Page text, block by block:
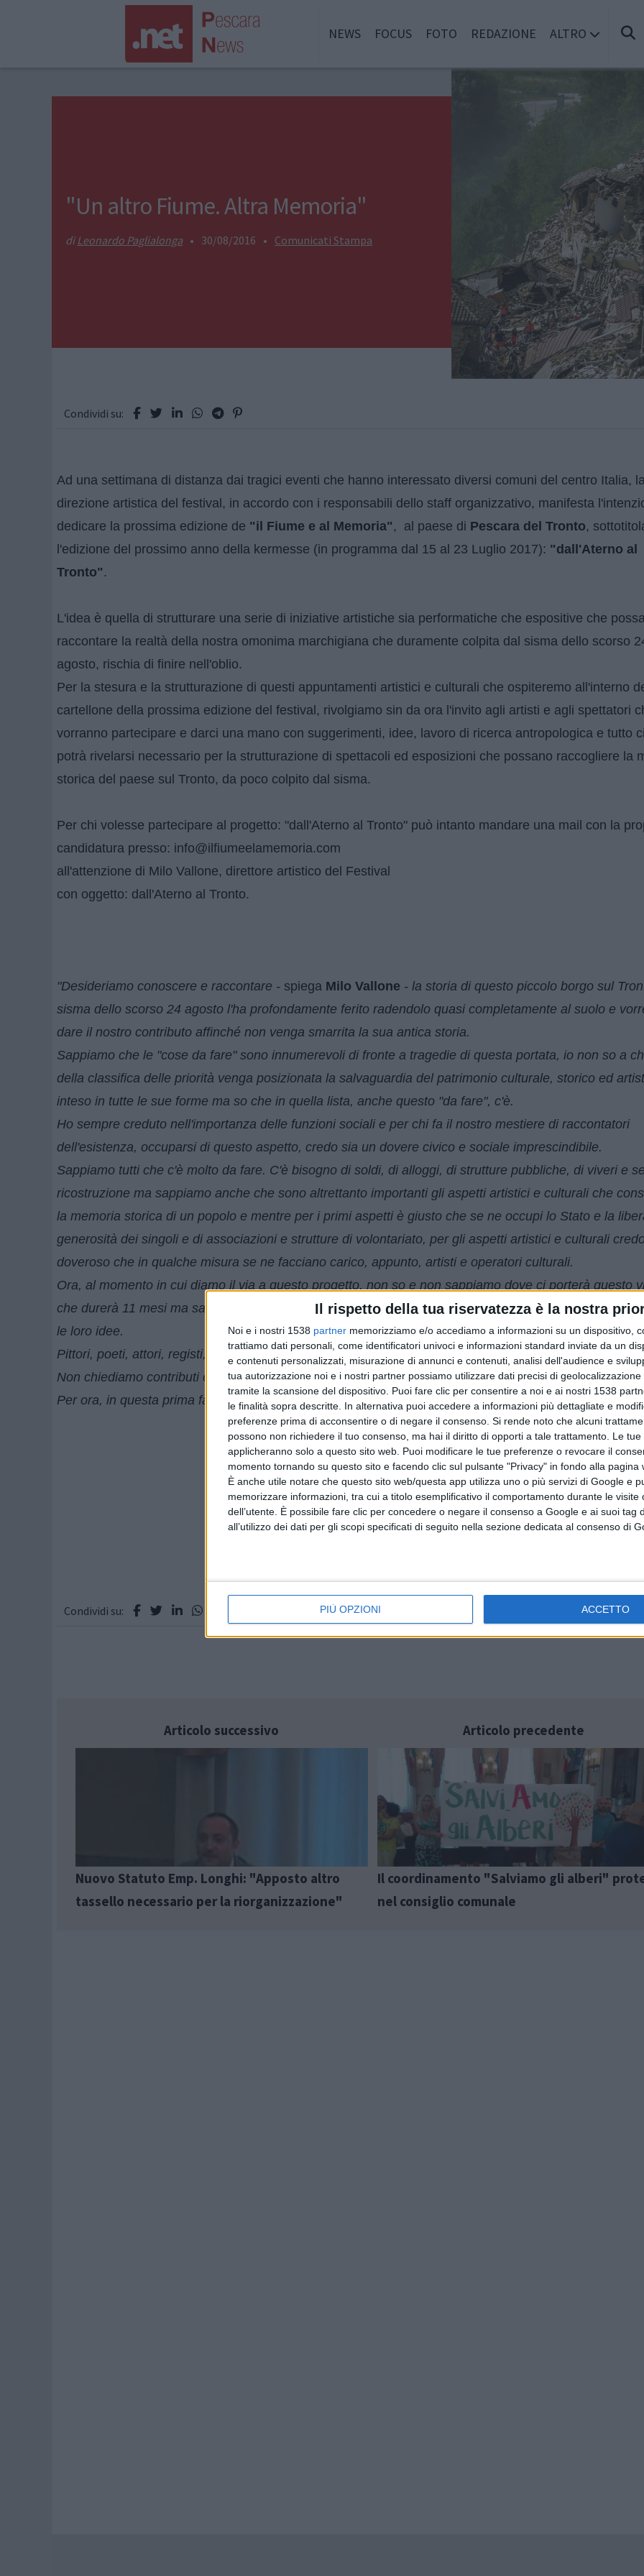
Il rispetto della tua riservatezza è la nostra
Noi e i nostri 1538 partner memorizziamo e/o accediamo a informazioni su un dispositivo,
trattiamo dati personali, come identificatori univoci e informazioni standard inviate da un
e contenuti personalizzati, misurazione di annunci e contenuti, analisi dell'audience e
tua autorizzazione noi e i nostri partner possiamo utilizzare dati precisi di
tramite la scansione del dispositivo. Puoi fare clic per consentire a noi e ai nostri 1538
le finalità sopra descritte. In alternativa puoi accedere a informazioni più dettagliate e
preferenze prima di acconsentire o di negare il consenso. Si rende noto che alcuni
possono non richiedere il tuo consenso, ma hai il diritto di opporti a tale trattamento. Le
applicheranno solo a questo sito web. Puoi modificare le tue preferenze o revocare il
momento tornando su questo sito e facendo clic sul pulsante "Privacy" in fondo alla pagina
È anche utile notare che questo sito web/questa app utilizza uno o più servizi di Google e
memorizzare informazioni, tra cui a titolo esemplificativo il comportamento durante le visite
dell’utente. È possibile fare clic per concedere o negare il consenso a Google e ai suoi tag
all’utilizzo dei dati per gli scopi specificati di seguito nella sezione dedicata al consenso di
PIÙ OPZIONI ACCETTO
NEWS FOCUS FOTO REDAZIONE ALTRO
"Un altro Fiume. Altra Memoria"
Leonardo Paglialonga • 30/08/2016 • Comunicati Stampa
Condividi su:
Ad una settimana di distanza dai tragici eventi che hanno interessato diversi comuni del centro Italia,
direzione artistica del festival, in accordo con i responsabili dello staff organizzativo, manifesta
dedicare la prossima edizione de "il Fiume e al Memoria" , al paese di Pescara del Tronto,
l'edizione del prossimo anno della kermesse (in programma dal 15 al 23 Luglio 2017): "dall'Aterno al
Tronto" .
L'idea è quella di strutturare una serie di iniziative artistiche sia performatiche che espositive che
raccontare la realtà della nostra omonima marchigiana che duramente colpita dal sisma dello scorso
agosto, rischia di finire nell'oblio.
Per la stesura e la strutturazione di questi appuntamenti artistici e culturali che ospiteremo all'interno
cartellone della prossima edizione del festival, rivolgiamo sin da ora l'invito agli artisti e agli spettatori
vorranno partecipare e darci una mano con suggerimenti, idee, lavoro di ricerca antropologica e tutto
potrà rivelarsi necessario per la strutturazione di spettacoli ed esposizioni che possano raccogliere la
storica del paese sul Tronto, da poco colpito dal sisma.
Per chi volesse partecipare al progetto: "dall'Aterno al Tronto" può intanto mandare una mail con la
candidatura presso: info@ilfiumeelamemoria.com
all'attenzione di Milo Vallone, direttore artistico del Festival
con oggetto: dall'Aterno al Tronto.
"Desideriamo conoscere e raccontare - spiega Milo Vallone - la storia di questo piccolo borgo sul
sisma dello scorso 24 agosto l'ha profondamente ferito radendolo quasi completamente al suolo e
dare il nostro contributo affinché non venga smarrita la sua antica storia.
Sappiamo che le "cose da fare" sono innumerevoli di fronte a tragedie di questa portata, io non so a
della classifica delle priorità venga posizionata la salvaguardia del patrimonio culturale, storico ed
inteso in tutte le sue forme ma so che in quella lista, anche questo "da fare", c'è.
Ho sempre creduto nell'importanza delle funzioni sociali e per chi fa il nostro mestiere di raccontatori
dell'esistenza, occuparsi di questo aspetto, credo sia un dovere civico e sociale imprescindibile.
Sappiamo tutti che c'è molto da fare. C'è bisogno di soldi, di alloggi, di strutture pubbliche, di viveri e
ricostruzione ma sappiamo anche che sono altrettanto importanti gli aspetti artistici e culturali che
la memoria storica di un popolo e mentre per i primi aspetti è giusto che se ne occupi lo Stato e la
generosità dei singoli e di associazioni e strutture di volontariato, per gli aspetti artistici e culturali
doveroso che in qualche misura se ne facciano carico, appunto, artisti e operatori culturali.
Ora, al momento in cui diamo il via a questo progetto, non so e non sappiamo dove ci porterà questo
che durerà 11 mesi ma sappiamo che vorremmo fosse un viaggio condiviso con gli artisti, gli spettatori
le loro idee.
Pittori, poeti, attori, registi, fotografi, scrittori e quanti vorranno dare la propria disponibilità sono i
Non chiediamo contributi economici ma tempo e creatività.
Per ora, in questa prima fase - conclude Vallone- aspettiamo mail con idee e suggerimenti".
Condividi su:
Articolo successivo
Nuovo Statuto Emp. Longhi: "Apposto altro
tassello necessario per la riorganizzazione"
Articolo precedente
Il coordinamento "Salviamo gli alberi"
nel consiglio comunale